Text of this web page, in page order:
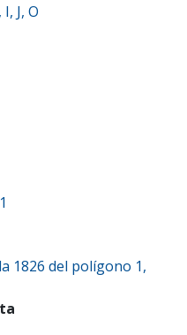
J, O
1826 del polígono 1,